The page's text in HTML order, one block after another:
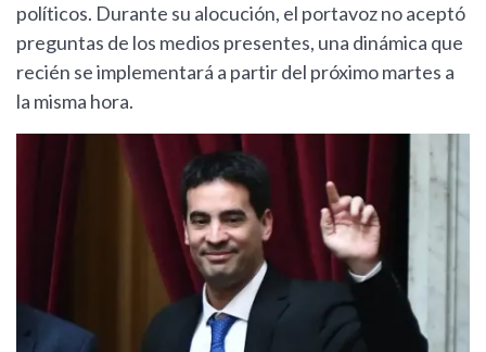
políticos. Durante su alocución, el portavoz no aceptó
preguntas de los medios presentes, una dinámica que
recién se implementará a partir del próximo martes a
la misma hora.